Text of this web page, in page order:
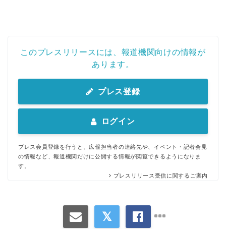
このプレスリリースには、報道機関向けの情報が
あります。
プレス登録
ログイン
プレス会員登録を行うと、広報担当者の連絡先や、イベント・記者会見
の情報など、報道機関だけに公開する情報が閲覧できるようになりま
す。
プレスリリース受信に関するご案内